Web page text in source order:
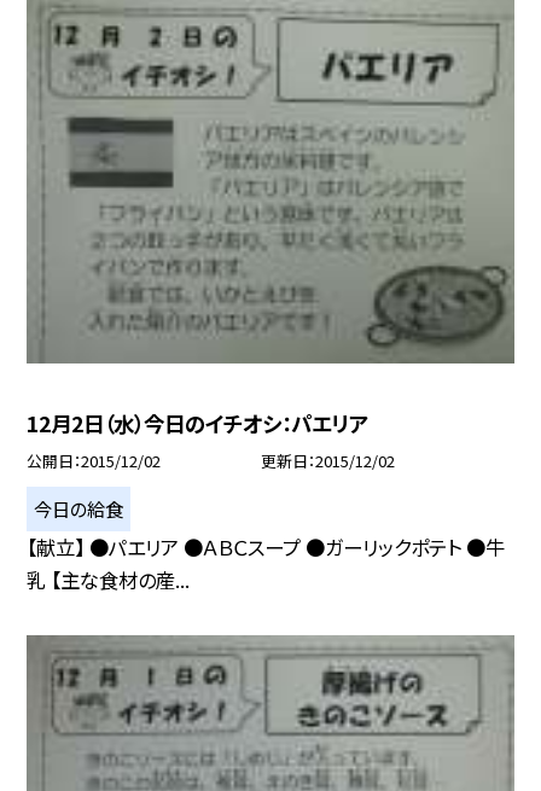
12月2日（水）今日のイチオシ：パエリア
公開日 2015/12/02 更新日 2015/12/02
今日の給食
【献立】 ●パエリア ●ＡＢＣスープ ●ガーリックポテト ●牛
乳 【主な食材の産...